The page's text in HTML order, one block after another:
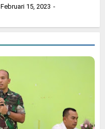
Februari 15, 2023